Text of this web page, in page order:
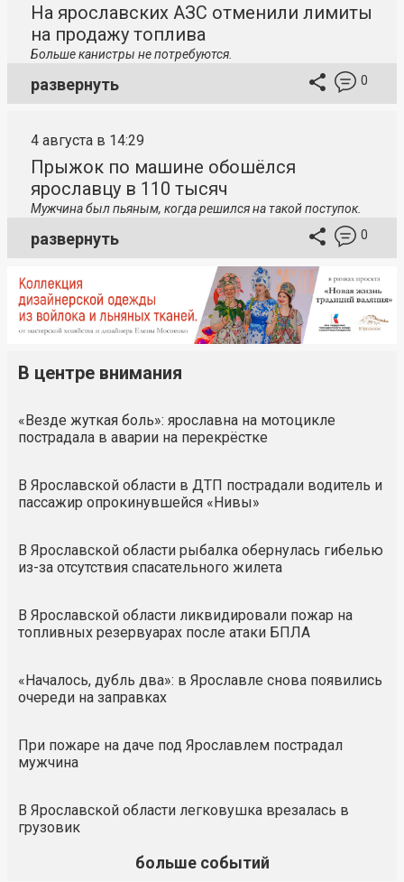
На ярославских АЗС отменили лимиты
на продажу топлива
Больше канистры не потребуются.
развернуть 0
4 августа в 14:29
Прыжок по машине обошёлся
ярославцу в 110 тысяч
Мужчина был пьяным, когда решился на такой поступок.
развернуть 0
В центре внимания
«Везде жуткая боль»: ярославна на мотоцикле
пострадала в аварии на перекрёстке
В Ярославской области в ДТП пострадали водитель и
пассажир опрокинувшейся «Нивы»
В Ярославской области рыбалка обернулась гибелью
из-за отсутствия спасательного жилета
В Ярославской области ликвидировали пожар на
топливных резервуарах после атаки БПЛА
«Началось, дубль два»: в Ярославле снова появились
очереди на заправках
При пожаре на даче под Ярославлем пострадал
мужчина
В Ярославской области легковушка врезалась в
грузовик
больше событий